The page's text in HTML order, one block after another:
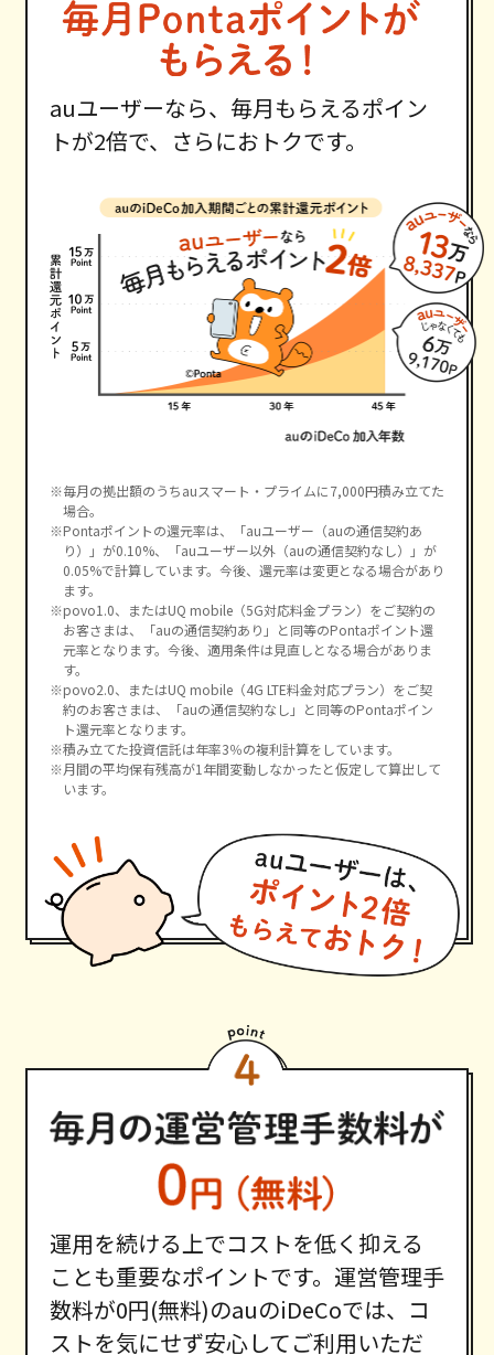
auユーザーなら、毎月もらえるポイン
トが2倍で、さらにおトクです。
毎月の拠出額のうちauスマート・プライムに7,000円積み立てた
場合。
Pontaポイントの還元率は、「auユーザー（auの通信契約あ
り）」が0.10%、「auユーザー以外（auの通信契約なし）」が
0.05%で計算しています。今後、還元率は変更となる場合があり
ます。
povo1.0、またはUQ mobile（5G対応料金プラン）をご契約の
お客さまは、「auの通信契約あり」と同等のPontaポイント還
元率となります。今後、適用条件は見直しとなる場合がありま
す。
povo2.0、またはUQ mobile（4G LTE料金対応プラン）をご契
約のお客さまは、「auの通信契約なし」と同等のPontaポイン
ト還元率となります。
積み立てた投資信託は年率3％の複利計算をしています。
月間の平均保有残高が1年間変動しなかったと仮定して算出して
います。
運用を続ける上でコストを低く抑える
ことも重要なポイントです。運営管理手
数料が0円(無料)のauのiDeCoでは、コ
ストを気にせず安心してご利用いただ